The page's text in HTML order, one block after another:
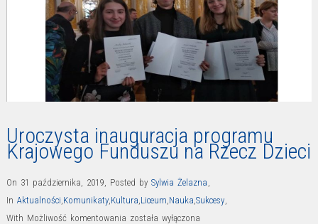
Uroczysta inauguracja programu
Krajowego Funduszu na Rzecz Dzieci
On 31 października, 2019 Posted by Sylwia Żelazna
In Aktualności Komunikaty, Kultura Liceum Nauka Sukcesy
With Możliwość komentowania Uroczysta
została wyłączona